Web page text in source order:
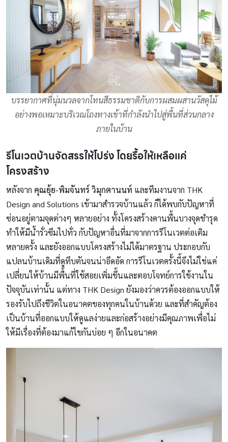
บรรยากาศที่นุ่มนวลจากโทนสีธรรมชาติกับการผสมผสานวัสดุไม้
อย่างพอเหมาะบริเวณโถงทางเข้าที่กำลังนำไปสู่พื้นที่ส่วนกลาง
ภายในบ้าน
รีโนเวตบ้านจัดสรรให้โปร่ง โดยรื้อให้เหลือแค่
โครงสร้าง
หลังจาก คุณยุ้ย-พิมจันทร์ วิมุกตานนท์ และทีมงานจาก THK
Design and Solutions เข้ามาสำรวจบ้านแล้ว ก็ได้พบกับปัญหาที่
ซ่อนอยู่ตามจุดต่างๆ หลายอย่าง ทั้งโครงสร้างคานพื้นบางจุดชำรุด
ทำให้มีน้ำรั่วซึมไปทั่ว กับปัญหาอื่นที่มาจากการรีโนเวตต่อเติม
หลายครั้ง และยังออกแบบโครงสร้างไม่ได้มาตรฐาน ประกอบกับ
แปลนบ้านเดิมที่ดูทึบตันจนน่าอึดอัด การรีโนเวตครั้งนี้จึงไม่ใช่แค่
เปลี่ยนให้บ้านมีพื้นที่ใช้สอยเพิ่มขึ้นและตอบโจทย์การใช้งานใน
ปัจจุบันเท่านั้น แต่ทาง THK Design ยังมองว่าควรต้องออกแบบให้
รองรับไปถึงชีวิตในอนาคตของทุกคนในบ้านด้วย และที่สำคัญต้อง
เป็นบ้านที่ออกแบบให้ดูแลง่ายและก่อสร้างอย่างมีคุณภาพเพื่อไม่
ให้มีเรื่องที่ต้องมาแก้ไขกันบ่อย ๆ อีกในอนาคต